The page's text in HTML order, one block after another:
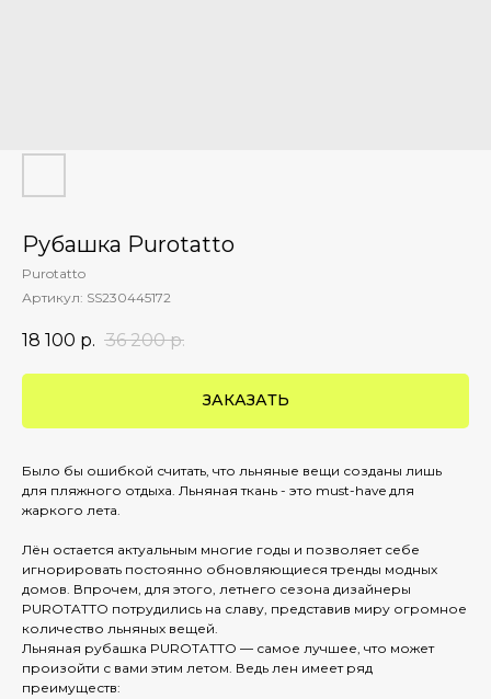
Рубашка Purotatto
Purotatto
Артикул: SS230445172
18 100 р. 36 200 р.
ЗАКАЗАТЬ
Было бы ошибкой считать, что льняные вещи созданы лишь
для пляжного отдыха. Льняная ткань - это must-have для
жаркого лета.
Лён остается актуальным многие годы и позволяет себе
игнорировать постоянно обновляющиеся тренды модных
домов. Впрочем, для этого, летнего сезона дизайнеры
PUROTATTO потрудились на славу, представив миру огромное
количество льняных вещей.
Льняная рубашка PUROTATTO — самое лучшее, что может
произойти с вами этим летом. Ведь лен имеет ряд
преимуществ: